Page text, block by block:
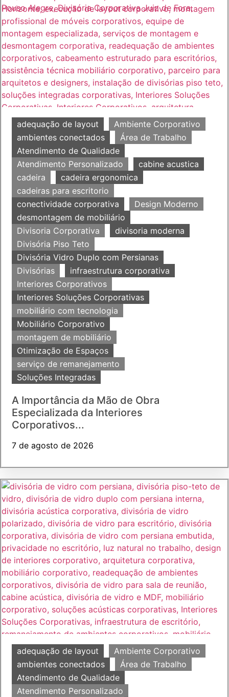
adequação de layout
Ambiente Corporativo
ambientes conectados
Área de Trabalho
Atendimento de Qualidade
Atendimento Personalizado
cabine acustica
cadeira
cadeira ergonomica
cadeiras para escritorio
conectividade corporativa
Design Moderno
desmontagem de mobiliário
Divisoria Corporativa
divisoria moderna
Divisória Piso Teto
Divisória Vidro Duplo com Persianas
Divisórias
infraestrutura corporativa
Interiores Corporativos
Interiores Soluções Corporativas
mobiliário com tecnologia
Mobiliário Corporativo
montagem de mobiliário
Otimização de Espaços
serviço de remanejamento
Soluções Integradas
A Importância da Mão de Obra
Especializada da Interiores
Corporativos...
7 de agosto de 2026
adequação de layout
Ambiente Corporativo
ambientes conectados
Área de Trabalho
Atendimento de Qualidade
Atendimento Personalizado